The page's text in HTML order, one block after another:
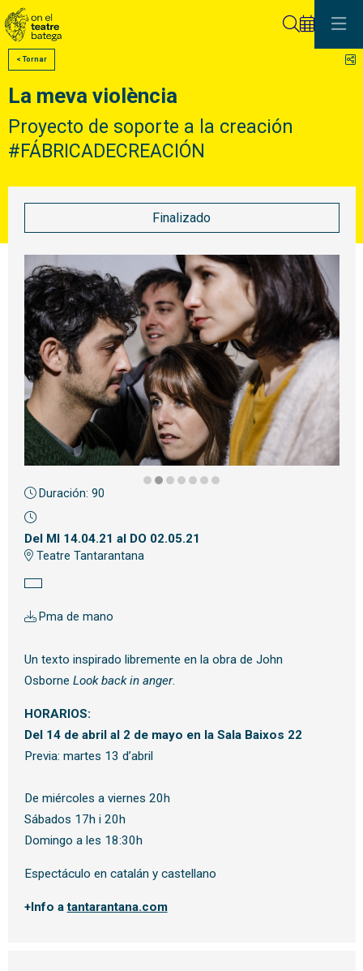
< Tornar
La meva violència
Proyecto de soporte a la creación
#FÁBRICADECREACIÓN
Finalizado
Diapositiva 2 de 7
Duración: 90
Del MI 14.04.21 al DO 02.05.21
Teatre Tantarantana
Pma de mano
Un texto inspirado libremente en la obra de John
Osborne Look back in anger.
HORARIOS:
Del 14 de abril al 2 de mayo en la Sala Baixos 22
Previa: martes 13 d’abril
De miércoles a viernes 20h
Sábados 17h i 20h
Domingo a les 18:30h
Espectáculo en catalán y castellano
+Info atantarantana.com